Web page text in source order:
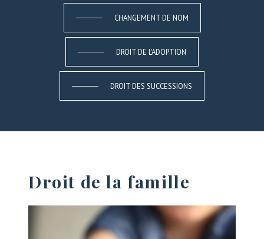
CHANGEMENT DE NOM
DROIT DE L'ADOPTION
DROIT DES SUCCESSIONS
Droit de la famille